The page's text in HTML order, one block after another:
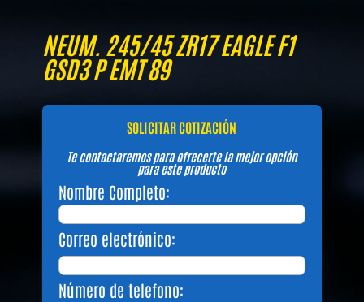
NEUM. 245/45 ZR17 EAGLE F1
GSD3 P EMT 89
SOLICITAR COTIZACIÓN
Te contactaremos para ofrecerte la mejor opción
para este producto
Nombre Completo:
Correo electrónico:
Número de telefono: